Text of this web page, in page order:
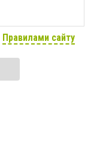
Правилами сайту